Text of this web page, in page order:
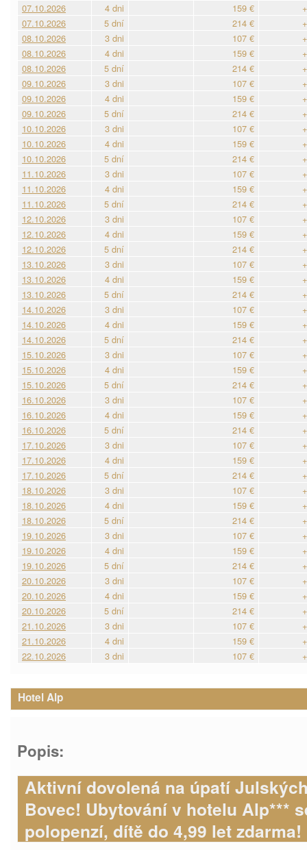
07.10.2026
4 dni 159 €
07.10.2026
5 dní 214 €
08.10.2026
3 dni 107 €
08.10.2026
4 dni 159 €
08.10.2026
5 dní 214 €
09.10.2026
3 dni 107 €
09.10.2026
4 dni 159 €
09.10.2026
5 dní 214 €
10.10.2026
3 dni 107 €
10.10.2026
4 dni 159 €
10.10.2026
5 dní 214 €
11.10.2026
3 dni 107 €
11.10.2026
4 dni 159 €
11.10.2026
5 dní 214 €
12.10.2026
3 dni 107 €
12.10.2026
4 dni 159 €
12.10.2026
5 dní 214 €
13.10.2026
3 dni 107 €
13.10.2026
4 dni 159 €
13.10.2026
5 dní 214 €
14.10.2026
3 dni 107 €
14.10.2026
4 dni 159 €
14.10.2026
5 dní 214 €
15.10.2026
3 dni 107 €
15.10.2026
4 dni 159 €
15.10.2026
5 dní 214 €
16.10.2026
3 dni 107 €
16.10.2026
4 dni 159 €
16.10.2026
5 dní 214 €
17.10.2026
3 dni 107 €
17.10.2026
4 dni 159 €
17.10.2026
5 dní 214 €
18.10.2026
3 dni 107 €
18.10.2026
4 dni 159 €
18.10.2026
5 dní 214 €
19.10.2026
3 dni 107 €
19.10.2026
4 dni 159 €
19.10.2026
5 dní 214 €
20.10.2026
3 dni 107 €
20.10.2026
4 dni 159 €
20.10.2026
5 dní 214 €
21.10.2026
3 dni 107 €
21.10.2026
4 dni 159 €
22.10.2026
3 dni 107 €
Hotel Alp
Popis:
Aktivní dovolená na úpatí
Bovec! Ubytování v hotelu Alp***
polopenzí, dítě do 4,99 let zdarma!